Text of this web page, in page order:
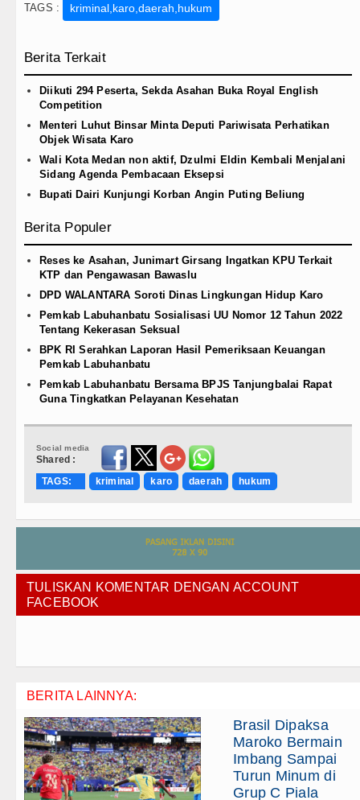
TAGS : kriminal,karo,daerah,hukum
Berita Terkait
Diikuti 294 Peserta, Sekda Asahan Buka Royal English
Competition
Menteri Luhut Binsar Minta Deputi Pariwisata Perhatikan
Objek Wisata Karo
Wali Kota Medan non aktif, Dzulmi Eldin Kembali Menjalani
Sidang Agenda Pembacaan Eksepsi
Bupati Dairi Kunjungi Korban Angin Puting Beliung
Berita Populer
Reses ke Asahan, Junimart Girsang Ingatkan KPU Terkait
KTP dan Pengawasan Bawaslu
DPD WALANTARA Soroti Dinas Lingkungan Hidup Karo
Pemkab Labuhanbatu Sosialisasi UU Nomor 12 Tahun 2022
Tentang Kekerasan Seksual
BPK RI Serahkan Laporan Hasil Pemeriksaan Keuangan
Pemkab Labuhanbatu
Pemkab Labuhanbatu Bersama BPJS Tanjungbalai Rapat
Guna Tingkatkan Pelayanan Kesehatan
Social media
Shared :
TAGS:
kriminal karo daerah hukum
TULISKAN KOMENTAR DENGAN ACCOUNT
FACEBOOK
BERITA LAINNYA:
Brasil Dipaksa
Maroko Bermain
Imbang Sampai
Turun Minum di
Grup C Piala